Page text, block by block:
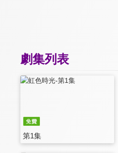
劇集列表
第1集